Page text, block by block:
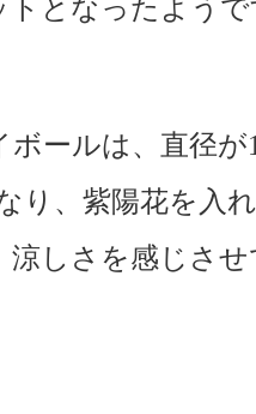
トとなったよう
ボールは、直径
り、紫陽花を入
涼しさを感じさ